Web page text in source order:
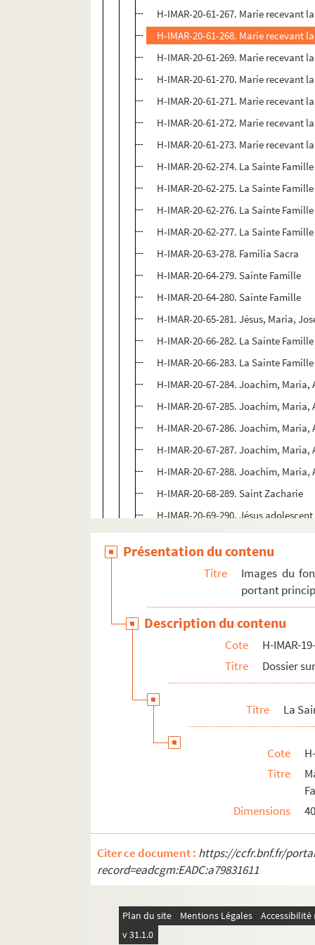
H-IMAR-20-61-267. Marie recevant
H-IMAR-20-61-268. Marie recevant
H-IMAR-20-61-269. Marie recevant
H-IMAR-20-61-270. Marie recevant
H-IMAR-20-61-271. Marie recevant
H-IMAR-20-61-272. Marie recevant
H-IMAR-20-61-273. Marie recevant
H-IMAR-20-62-274. La Sainte Famille
H-IMAR-20-62-275. La Sainte Famille
H-IMAR-20-62-276. La Sainte Famille
H-IMAR-20-62-277. La Sainte Famille
H-IMAR-20-63-278. Familia Sacra
H-IMAR-20-64-279. Sainte Famille
H-IMAR-20-64-280. Sainte Famille
H-IMAR-20-65-281. Jésus, Maria,
H-IMAR-20-66-282. La Sainte Famille
H-IMAR-20-66-283. La Sainte Famille
H-IMAR-20-67-284. Joachim, Maria,
H-IMAR-20-67-285. Joachim, Maria,
H-IMAR-20-67-286. Joachim, Maria,
H-IMAR-20-67-287. Joachim, Maria,
H-IMAR-20-67-288. Joachim, Maria,
H-IMAR-20-68-289. Saint Zacharie
H-IMAR-20-69-290. Jésus
H-IMAR-20-69-291. Jésus
H-IMAR-20-69-292. Jésus
H-IMAR-20-69-293. Jésus
H-IMAR-20-70-295. Jesus et Joannes
H-IMAR-20-70-296. Jesus et Joannes
H-IMAR-20-70-297. Jesus et Joannes
H-IMAR-20-70-299. Jesus et Joannes
H-IMAR-20-70-300. Jesus et Joannes
H-IMAR-20-70-301. Jesus et Joannes
H-IMAR-20-70-302. Jesus et Joannes
H-IMAR-20-70-303. Jesus et Joannes
H-IMAR-20-72-306. Fragments du
H-IMAR-20-72-307. Fragments du
H-IMAR-20-72-308. Fragments du
Anges
Présentation du contenu
Titre
Images du
portant
Description du contenu
Cote
H-IMAR-
Titre
Dossier
Titre La
Cote
Titre
Dimensions
Citer ce document : https://ccfr.bnf.fr/
record=eadcgm:EADC:a79831611
Plan du site Mentions Légales
v 31.1.0